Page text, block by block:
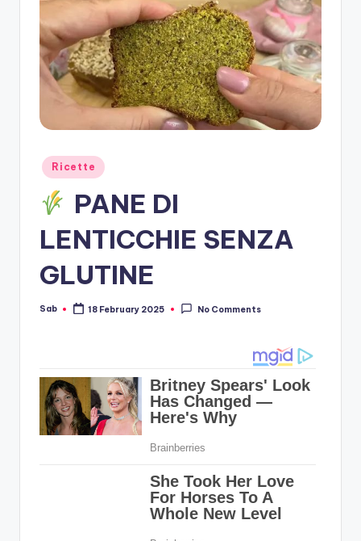
Posted
in
Ricette
PANE DI
LENTICCHIE SENZA
GLUTINE
Posted
Sab 18 February 2025 No Comments